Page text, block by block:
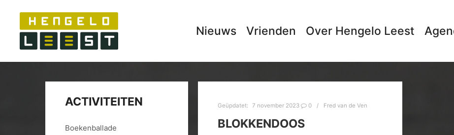
Nieuws Vrienden Over Hengelo Leest
Geüpdatet: 7 november 2023 0 Fred van de Ven
BLOKKENDOOS
ACTIVITEITEN
Boekenballade